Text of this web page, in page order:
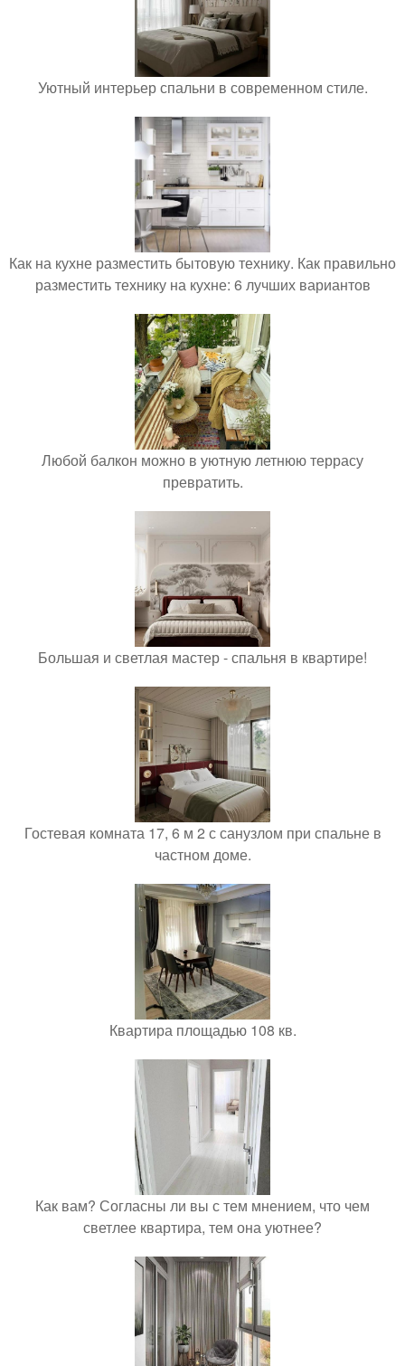
Уютный интерьер спальни в современном стиле.
Как на кухне разместить бытовую технику. Как правильно
разместить технику на кухне: 6 лучших вариантов
Любой балкон можно в уютную летнюю террасу
превратить.
Большая и светлая мастер - спальня в квартире!
Гостевая комната 17, 6 м 2 с санузлом при спальне в
частном доме.
Квартира площадью 108 кв.
Как вам? Согласны ли вы с тем мнением, что чем
светлее квартира, тем она уютнее?